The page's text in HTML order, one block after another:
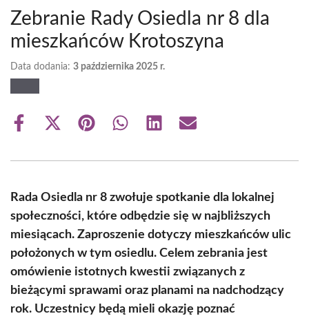
Zebranie Rady Osiedla nr 8 dla
mieszkańców Krotoszyna
Data dodania: 3 października 2025 r.
Share
Share
(Twitter)
Share Share Share Share
Rada Osiedla nr 8 zwołuje spotkanie dla lokalnej
społeczności, które odbędzie się w najbliższych
miesiącach. Zaproszenie dotyczy mieszkańców ulic
położonych w tym osiedlu. Celem zebrania jest
omówienie istotnych kwestii związanych z
bieżącymi sprawami oraz planami na nadchodzący
rok. Uczestnicy będą mieli okazję poznać